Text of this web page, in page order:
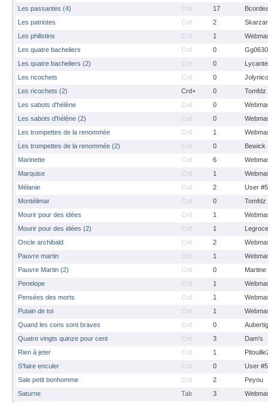
Les passantes (4)
Crd 17
Les patriotes
Crd 2
Les philistins
Crd 1
Les quatre bacheliers
Crd 0
Les quatre bacheliers (2)
Crd 0
Lycante
Les ricochets
Crd 0
Jolynico
Les ricochets (2)
Crd+ 0
Tomfdz
Les sabots d'hélène
Crd 0
Les sabots d'hélène (2)
Crd 0
Les trompettes de la renommée
Crd 1
Les trompettes de la renommée (2)
Crd 0
Bewick
Marinette
Crd 6
Marquise
Crd 1
Mélanie
Crd 2
User
Montélimar
Crd 0
Tomfdz
Mourir pour des idées
Crd 1
Mourir pour des idées (2)
Crd 1
Oncle archibald
Crd 2
Pauvre martin
Crd 1
Pauvre Martin (2)
Crd 0
Martine
Penelope
Crd 1
Pensées des morts
Crd 1
Putain de toi
Crd 1
Quand les cons sont braves
Crd 0
Quatre vingts quinze pour cent
Crd 3
Dam's
Rien à jeter
Crd 1
S'faire enculer
Crd 0
User
Sale petit bonhomme
Crd 2
Peyou
Saturne
Tab 3